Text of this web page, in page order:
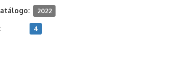
2022
4